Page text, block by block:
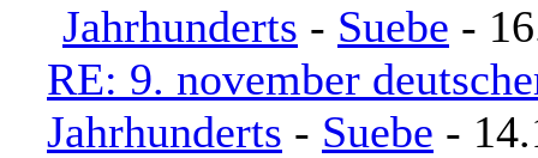
Jahrhunderts - Suebe -
RE: 9. november
Jahrhunderts - Suebe -